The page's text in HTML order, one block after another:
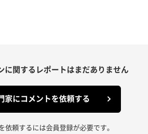
に関する レポートはまだありません
家にコメントを依頼する
依頼するには会員登録が必要です。